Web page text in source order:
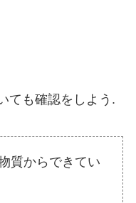
ても確認をしよう.
質からできてい